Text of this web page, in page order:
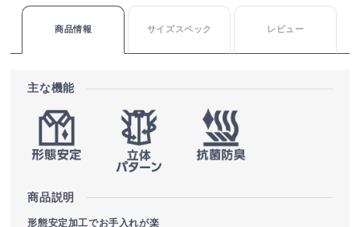
商品情報 サイズスペック レビュー
主な機能
商品説明
形態安定加工でお手入れが楽